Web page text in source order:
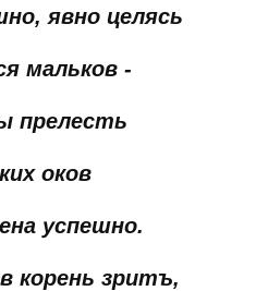
явно целясь
мальков -
прелесть
оков
успешно.
корень зритъ,